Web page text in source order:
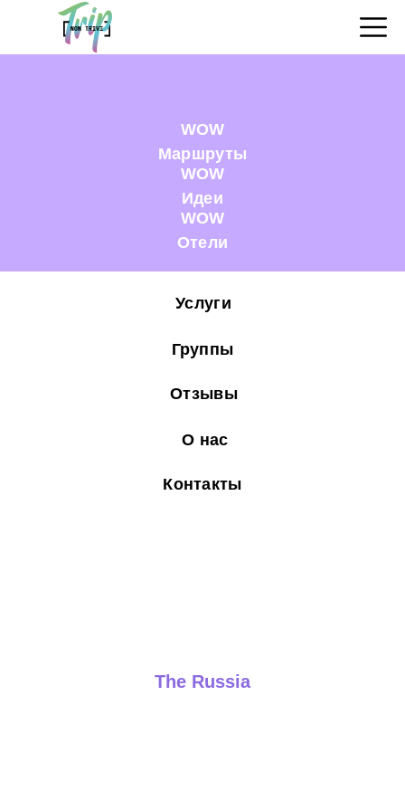
WOW
Маршруты
WOW
Идеи
WOW
Отели
Услуги
Группы
Отзывы
О нас
Контакты
The Russia